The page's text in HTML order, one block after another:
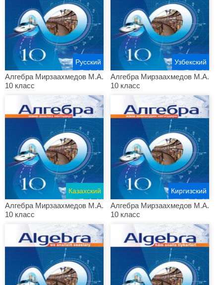
Алгебра Мирзаахмедов М.А.
10 класс
Русский
Алгебра Мирзаахмедов М.А.
10 класс
Узбекский
Алгебра Мирзаахмедов М.А.
10 класс
Казахский
Алгебра Мирзаахмедов М.А.
10 класс
Киргизский